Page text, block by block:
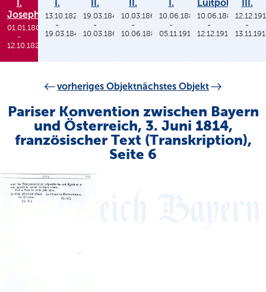
I.
Joseph
01.01.1806
-
12.10.1825
I.
13.10.1825
-
19.03.1848
II.
19.03.1848
-
10.03.1864
II.
10.03.1864
-
10.06.1886
I.
10.06.1886
-
05.11.1913
Luitpold
10.06.1886
-
12.12.1912
III.
-
vorheriges Objektnächstes Objekt
Pariser Konvention zwischen Bayern
und Österreich, 3. Juni 1814,
französischer Text (Transkription),
Seite 6